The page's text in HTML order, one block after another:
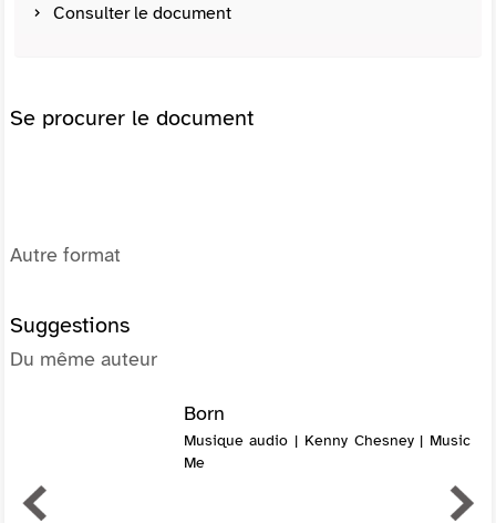
Consulter le document
Se procurer le document
Autre format
Suggestions
Du même auteur
Born
Musique audio | Kenny Chesney | Music
Me